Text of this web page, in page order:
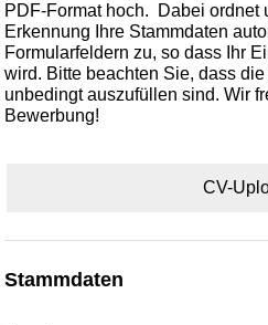
PDF-Format hoch. Dabei ordnet
Erkennung Ihre Stammdaten
Formularfeldern zu, so dass Ihr
wird. Bitte beachten Sie, dass
unbedingt auszufüllen sind. Wir
Bewerbung!
CV-
Stammdaten